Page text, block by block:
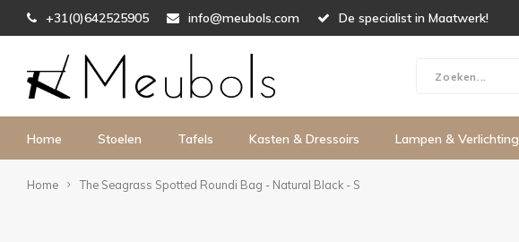
+31(0)642525905 info@meubols.com De specialist in Maatwerk!
Home Stoelen Tafels Kasten & Dressoirs Lampen & Verlichting
Home The Seagrass Spotted Roundi Bag - Natural Black - S